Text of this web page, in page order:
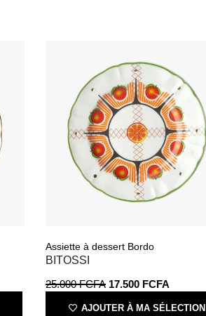
Assiette à dessert Bordo
BITOSSI
25.000FCFA 17.500 FCFA
AJOUTER À MA SÉLECTION